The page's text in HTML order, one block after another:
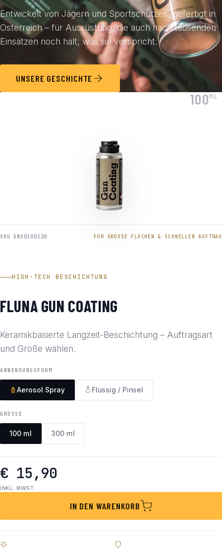
Entwickelt von Jägern und Sportschützen, gefertigt in
Österreich – für Ausrüstung, die auch nach tausenden
Einsätzen noch hält, was sie verspricht.
UNSERE GESCHICHTE
100ML
SKU GNO0100120 FÜR GROSSE FLÄCHEN & SCHNELLEN AUFTRAG
HIGH-TECH BESCHICHTUNG
FLUNA GUN COATING
Keramikbasierte Langzeit-Beschichtung – Auftragsart
und Größe wählen.
ANWENDUNGSFORM
Aerosol Spray Flüssig / Pinsel
GRÖSSE
100 ml 300 ml
€ 15,90
INKL. MWST.
IN DEN WARENKORB